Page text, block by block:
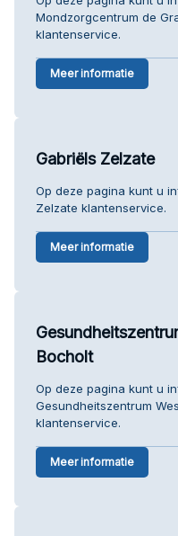
Mondzorgcentrum de
klantenservice.
Meer informatie
Gabriëls Zelzate
Op deze pagina kunt u
Zelzate klantenservice.
Meer informatie
Bocholt
Op deze pagina kunt u
Gesundheitszentrum
klantenservice.
Meer informatie